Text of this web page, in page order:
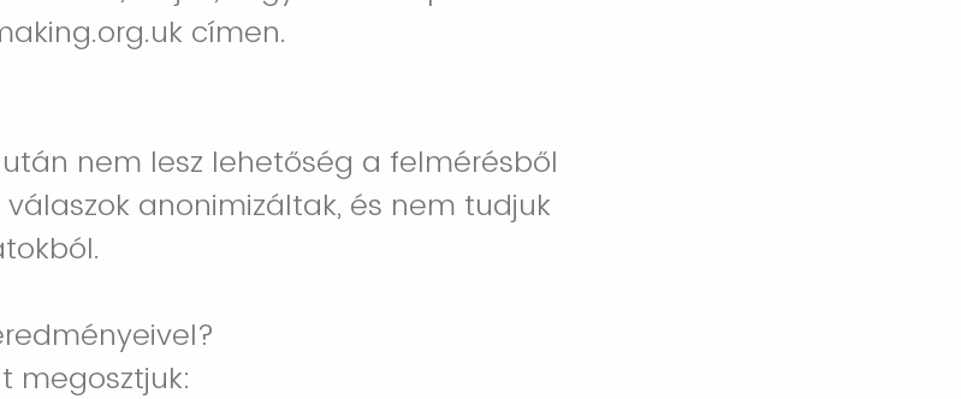
címen.
nem lesz lehetőség a felmérésből
anonimizáltak, és nem tudjuk
megosztjuk: